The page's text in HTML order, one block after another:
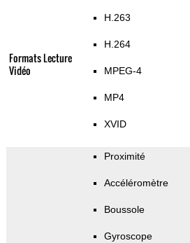
Formats Lecture
Vidéo
H.263
H.264
MPEG-4
MP4
XVID
Proximité
Accéléromètre
Boussole
Gyroscope